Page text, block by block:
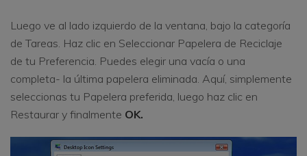
Luego ve al lado izquierdo de la ventana, bajo la categoría
de Tareas. Haz clic en Seleccionar Papelera de Reciclaje
de tu Preferencia. Puedes elegir una vacía o una
completa- la última papelera eliminada. Aquí, simplemente
seleccionas tu Papelera preferida, luego haz clic en
Restaurar y finalmente OK.